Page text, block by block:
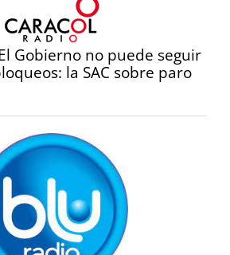
Gobierno no puede seguir
la SAC sobre paro